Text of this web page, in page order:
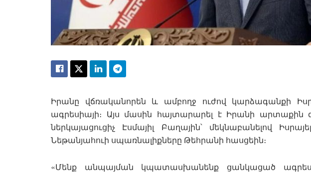
Իրանը վճռականորեն և ամբողջ ուժով կարձագանքի
ագրեսիայի։ Այս մասին հայտարարել է Իրանի արտաքին
ներկայացուցիչ Էսմայիլ Բաղային՝ մեկնաբանելով
Նեթանյահուի սպառնալիքները Թեհրանի հասցեին։
«Մենք անպայման կպատասխանենք ցանկացած